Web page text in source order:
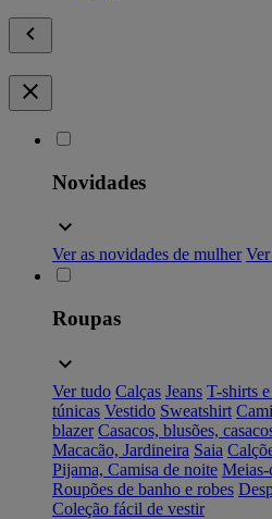
Novidades
Ver as novidades de mulher
Roupas
Ver tudo Calças Jeans T-shirts
túnicas Vestido Sweatshirt
blazer Casacos, blusões,
Macacão, Jardineira Saia
Pijama, Camisa de noite Meias-
Roupões de banho e robes
Coleção fácil de vestir